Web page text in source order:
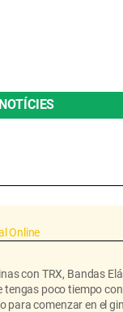
Online
con TRX, Bandas
poco tiempo
comenzar en el